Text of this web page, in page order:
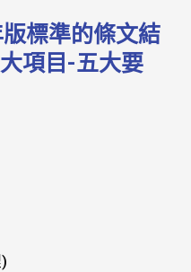
標準的條文結
項目-五大要